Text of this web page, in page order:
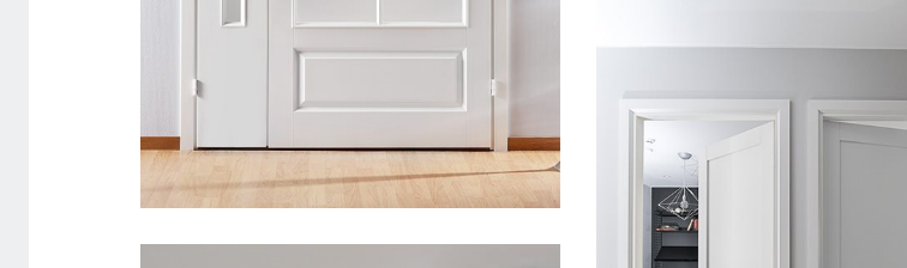
SISEUKS STYLE 42 LAIENDIGA